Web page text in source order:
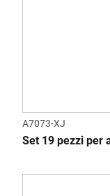
A7073-XJ
Set 19 pezzi per